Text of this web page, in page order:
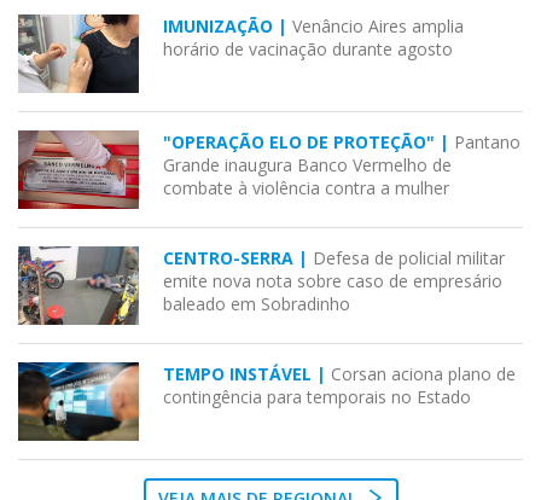
IMUNIZAÇÃO | Venâncio Aires amplia
horário de vacinação durante agosto
"OPERAÇÃO ELO DE PROTEÇÃO" | Pantano
Grande inaugura Banco Vermelho de
combate à violência contra a mulher
CENTRO-SERRA | Defesa de policial militar
emite nova nota sobre caso de empresário
baleado em Sobradinho
TEMPO INSTÁVEL | Corsan aciona plano de
contingência para temporais no Estado